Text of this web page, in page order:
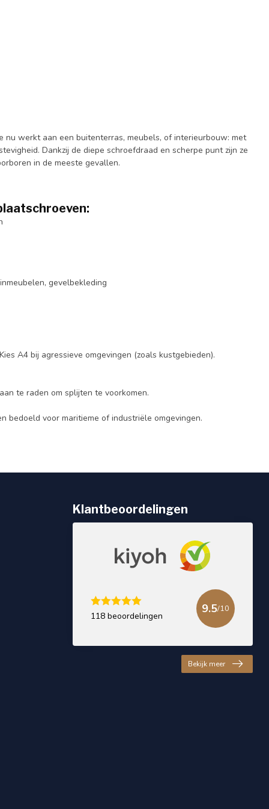
nu werkt aan een buitenterras, meubels, of interieurbouw: met
Dankzij de diepe schroefdraad en scherpe punt zijn ze
in de meeste gevallen.
gevelbekleding
A4 bij agressieve omgevingen (zoals kustgebieden).
te raden om splijten te voorkomen.
bedoeld voor maritieme of industriële omgevingen.
Klantbeoordelingen
118 beoordelingen
9.5/10
Bekijk meer